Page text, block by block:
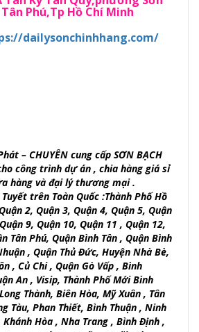
Phú,Tp Hồ Chí Minh
dailysonchinhhang.com/
– CHUYÊN cung cấp SƠN BẠCH
công trình dự án , chia hàng giá sỉ
hàng và đại lý thương mại .
trên Toàn Quốc :Thành Phố Hồ
2, Quận 3, Quận 4, Quận 5, Quận
9, Quận 10, Quận 11 , Quận 12,
Tân Phú, Quận Bình Tân , Quận Bình
, Quận Thủ Đức, Huyện Nhà Bè,
, Củ Chi , Quận Gò Vấp , Bình
An , Visip, Thành Phố Mới Bình
Thành, Biên Hòa, Mỹ Xuân , Tân
Tàu, Phan Thiết, Bình Thuận , Ninh
Khánh Hòa , Nha Trang , Bình Định ,